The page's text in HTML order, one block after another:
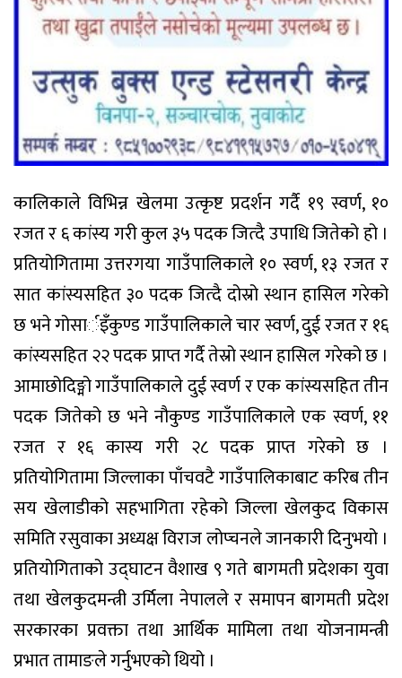
कालिकाले विभिन्न खेलमा उत्कृष्ट प्रदर्शन गर्दै १९ स्वर्ण, १०
रजत र ६ कांस्य गरी कुल ३५ पदक जित्दै उपाधि जितेको हो ।
प्रतियोगितामा उत्तरगया गाउँपालिकाले १० स्वर्ण, १३ रजत र
सात कांस्यसहित ३० पदक जित्दै दोस्रो स्थान हासिल गरेको
छ भने गोसार्इँकुण्ड गाउँपालिकाले चार स्वर्ण, दुई रजत र १६
कांस्यसहित २२ पदक प्राप्त गर्दै तेस्रो स्थान हासिल गरेको छ ।
आमाछोदिङ्मो गाउँपालिकाले दुई स्वर्ण र एक कांस्यसहित तीन
पदक जितेको छ भने नौकुण्ड गाउँपालिकाले एक स्वर्ण, ११
रजत र १६ कास्य गरी २८ पदक प्राप्त गरेको छ ।
प्रतियोगितामा जिल्लाका पाँचवटै गाउँपालिकाबाट करिब तीन
सय खेलाडीको सहभागिता रहेको जिल्ला खेलकुद विकास
समिति रसुवाका अध्यक्ष विराज लोप्चनले जानकारी दिनुभयो ।
प्रतियोगिताको उद्घाटन वैशाख ९ गते बागमती प्रदेशका युवा
तथा खेलकुदमन्त्री उर्मिला नेपालले र समापन बागमती प्रदेश
सरकारका प्रवक्ता तथा आर्थिक मामिला तथा योजनामन्त्री
प्रभात तामाङले गर्नुभएको थियो ।